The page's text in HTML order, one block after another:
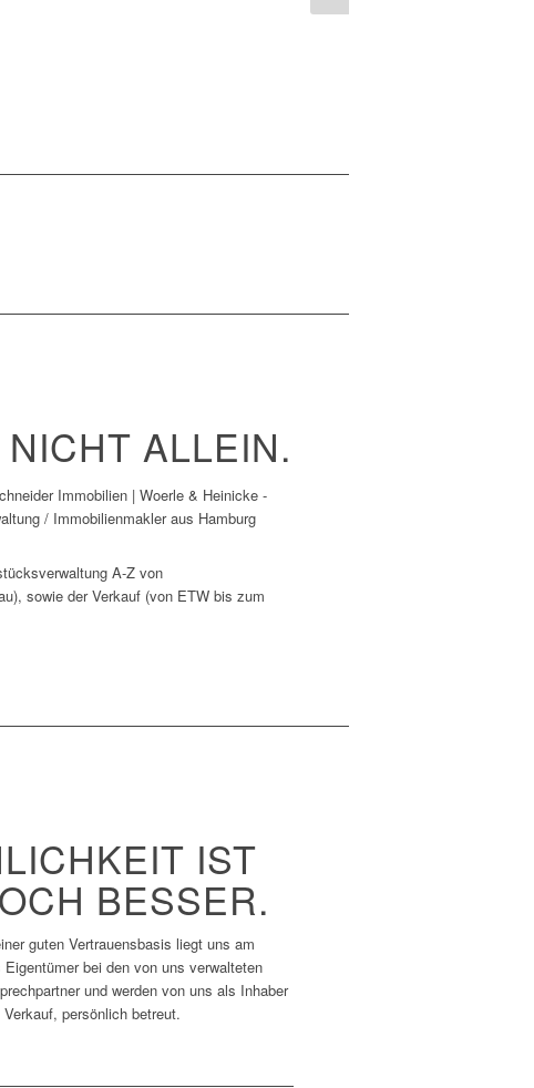
ALLEIN.
A-Z von
sowie der Verkauf (von ETW bis zum
IST
BESSER.
guten Vertrauensbasis liegt uns am
bei den von uns verwalteten
und werden von uns als Inhaber
persönlich betreut.